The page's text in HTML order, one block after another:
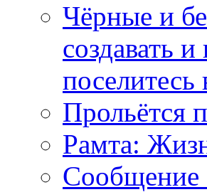
Чёрные и
создавать
Прольётся
Рамта:
Сообщение